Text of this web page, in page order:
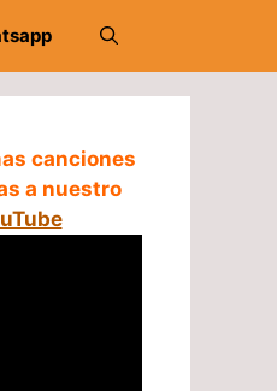
canciones
a nuestro